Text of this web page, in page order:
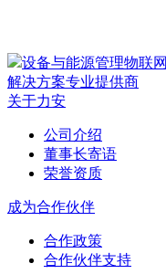
设备与能源管理物联网
解决方案专业提供商
关于力安
公司介绍
董事长寄语
荣誉资质
成为合作伙伴
合作政策
合作伙伴支持